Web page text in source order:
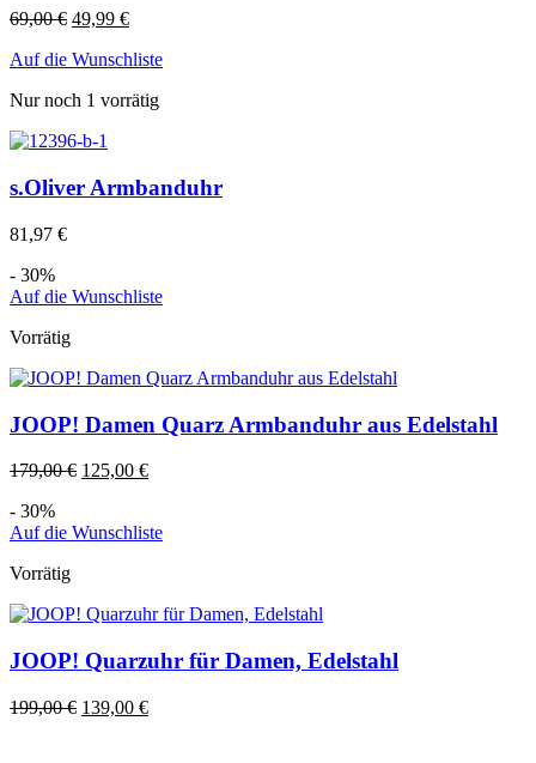
69,00€ 49,99 €
Auf die Wunschliste
Nur noch 1 vorrätig
s.Oliver Armbanduhr
81,97 €
- 30%
Auf die Wunschliste
Vorrätig
JOOP! Damen Quarz Armbanduhr aus Edelstahl
179,00€ 125,00 €
- 30%
Auf die Wunschliste
Vorrätig
JOOP! Quarzuhr für Damen, Edelstahl
199,00€ 139,00 €